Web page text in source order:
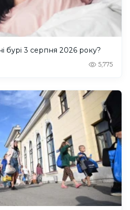
бурі 3 серпня 2026 року?
5,775